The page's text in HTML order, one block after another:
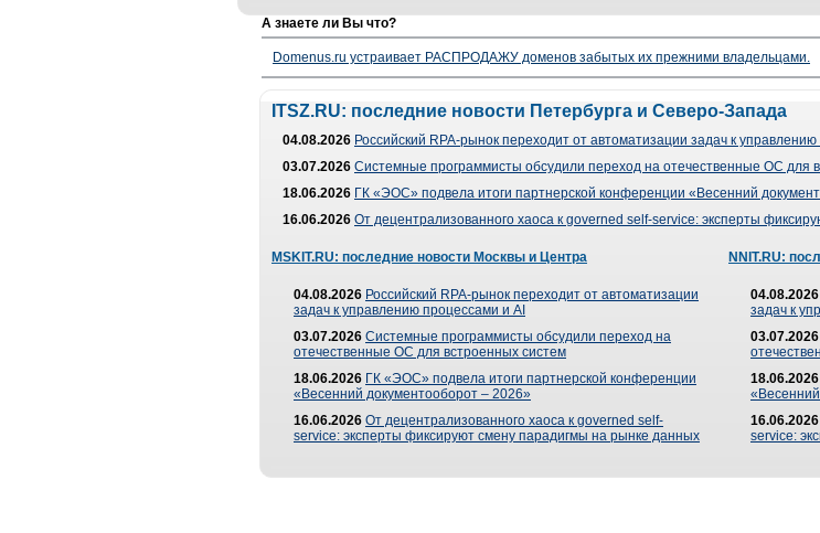
А знаете ли Вы что?
Domenus.ru устраивает РАСПРОДАЖУ доменов забытых их прежними владельцами.
ITSZ.RU: последние новости Петербурга и Северо-Запада
04.08.2026 Российский RPA-рынок переходит от автоматизации задач к
03.07.2026 Системные программисты обсудили переход на отечественные ОС для
18.06.2026 ГК «ЭОС» подвела итоги партнерской конференции «Весенний
16.06.2026 От децентрализованного хаоса к governed self-service: эксперты
MSKIT.RU: последние новости Москвы и Центра
04.08.2026 Российский RPA-рынок переходит от автоматизации
задач к управлению процессами и AI
03.07.2026 Системные программисты обсудили переход на
отечественные ОС для встроенных систем
18.06.2026 ГК «ЭОС» подвела итоги партнерской конференции
«Весенний документооборот – 2026»
16.06.2026 От децентрализованного хаоса к governed self-
service: эксперты фиксируют смену парадигмы на рынке данных
NNIT.RU:
04.08.2026
задач к
03.07.2026
18.06.2026
16.06.2026
service: